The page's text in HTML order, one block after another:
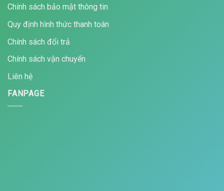
Chính sách bảo mật thông tin
Quy định hình thức thanh toán
Chính sách đổi trả
Chính sách vận chuyển
Liên hệ
FANPAGE